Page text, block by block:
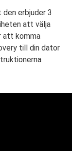
erbjuder 3
att välja
att komma
till din dator